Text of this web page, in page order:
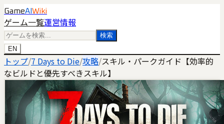
GameAI Wiki
ゲーム一覧運営情報
検索
EN
トップ/7 Days to Die/攻略/スキル・パークガイド【効率的
なビルドと優先すべきスキル】